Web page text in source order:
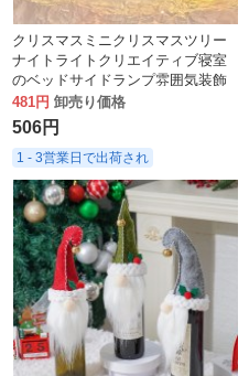
クリスマスミニクリスマスツリー
ナイトライトクリエイティブ寝室
のベッドサイドランプ雰囲気装飾
用品デスクトップ装飾品
481円 卸売り価格
506円
1 - 3営業日で出荷され